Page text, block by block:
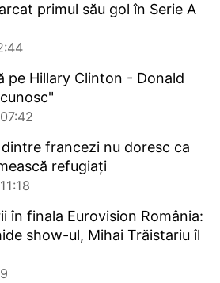
primul său gol în Serie A
pe Hillary Clinton - Donald
07:42
francezi nu doresc ca
refugiați
11:18
în finala Eurovision România:
show-ul, Mihai Trăistariu îl